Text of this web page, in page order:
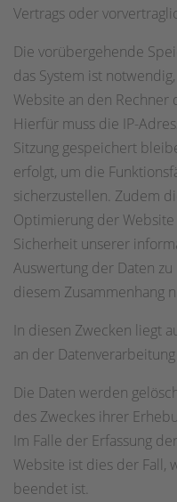
Vertrags oder
Die vorübergehende
das System ist
Website an den Rechner
Hierfür muss die IP-
Sitzung gespeichert
erfolgt, um die
sicherzustellen. Zudem
Optimierung der
Sicherheit unserer
Auswertung der Daten
diesem Zusammenhang
In diesen Zwecken liegt
an der
Die Daten werden
des Zweckes ihrer
Im Falle der Erfassung
Website ist dies der Fall,
beendet ist.